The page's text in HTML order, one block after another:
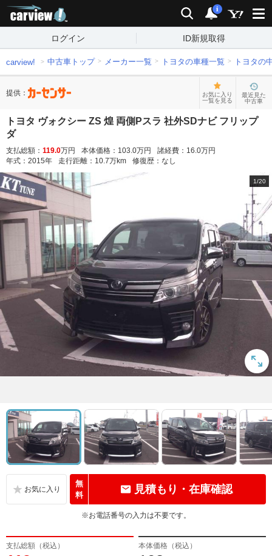
検索 通知
i
ログイン ID新規取得
carview! 中古車トップ メーカー一覧 トヨタの車種一覧 トヨタの
提供：
お気に入り
一覧を見る
最近見た
中古車
トヨタ ヴォクシー ZS 煌 両側Pスラ 社外SDナビ フリップ
ダ
支払総額： 119.0万円 本体価格： 103.0万円 諸経費： 16.0万円
年式： 2015年 走行距離： 10.7万km 修復歴： なし
1/20
無
料
見積もり・在庫確認
※お電話番号の入力は不要です。
支払総額（税込） 本体価格（税込）